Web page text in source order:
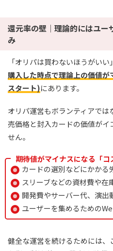
還元率の壁｜理論的にはユー
み
「オリパは買わないほうがいい
購入した時点で理論上の価値
スタート)にあります。
オリパ運営もボランティアで
売価格と封入カードの価値が
せん。
期待値がマイナスになる「コ
カードの選別などにかかる
スリーブなどの資材費や在
開発費やサーバー代、演出
ユーザーを集めるための
健全な運営を続けるためには